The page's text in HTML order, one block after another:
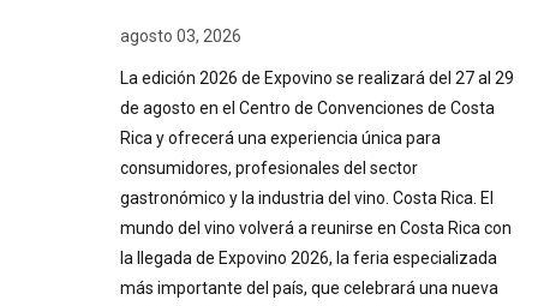
agosto 03, 2026
La edición 2026 de Expovino se realizará del 27 al 29
de agosto en el Centro de Convenciones de Costa
Rica y ofrecerá una experiencia única para
consumidores, profesionales del sector
gastronómico y la industria del vino. Costa Rica. El
mundo del vino volverá a reunirse en Costa Rica con
la llegada de Expovino 2026, la feria especializada
más importante del país, que celebrará una nueva